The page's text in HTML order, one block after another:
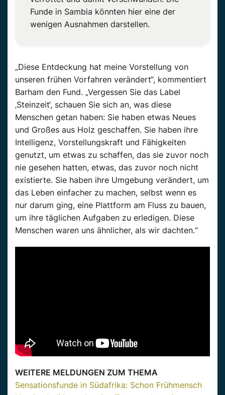
Funde in Sambia könnten hier eine der
wenigen Ausnahmen darstellen.
„Diese Entdeckung hat meine Vorstellung von
unseren frühen Vorfahren verändert“, kommentiert
Barham den Fund. „Vergessen Sie das Label
‚Steinzeit‘, schauen Sie sich an, was diese
Menschen getan haben: Sie haben etwas Neues
und Großes aus Holz geschaffen. Sie haben ihre
Intelligenz, Vorstellungskraft und Fähigkeiten
genutzt, um etwas zu schaffen, das sie zuvor noch
nie gesehen hatten, etwas, das zuvor noch nicht
existierte. Sie haben ihre Umgebung verändert, um
das Leben einfacher zu machen, selbst wenn es
nur darum ging, eine Plattform am Fluss zu bauen,
um ihre täglichen Aufgaben zu erledigen. Diese
Menschen waren uns ähnlicher, als wir dachten.“
WEITERE MELDUNGEN ZUM THEMA
Sensationsfunde in Südafrika: Schon Frühmensch